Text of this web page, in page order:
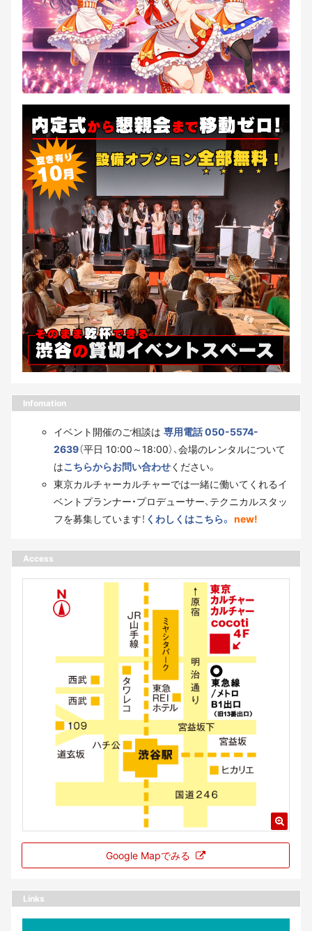
Infomation
イベント開催のご相談は 専用電話 050-5574-
2639（平日 10:00～18:00）、会場のレンタルについて
はこちらからお問い合わせください。
東京カルチャーカルチャーでは一緒に働いてくれるイ
ベントプランナー・プロデューサー、テクニカルスタッ
フを募集しています！ くわしくはこちら。 new!
Access
Google Mapでみる
Links